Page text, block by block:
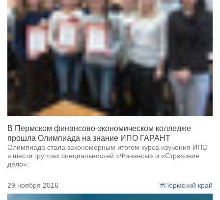
В Пермском финансово-экономическом колледже
прошла Олимпиада на знание ИПО ГАРАНТ
Олимпиада стала закономерным итогом курса изучения ИПО
в шести группах специальностей «Финансы» и «Страховое
дело».
29 ноября 2016 #Пермский край